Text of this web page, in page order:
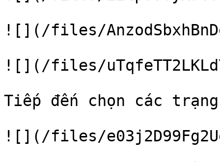
![](/files/
![](/files/
Tiếp đến chọn các
![](/files/